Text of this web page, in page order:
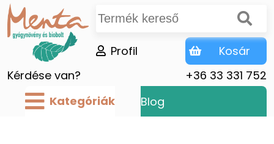
Kérdése van? +36 33 331 752
Profil Kosár
Kategóriák Blog